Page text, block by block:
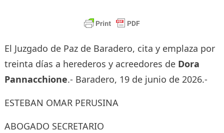
El Juzgado de Paz de Baradero, cita y emplaza por
treinta días a herederos y acreedores de Dora
Pannacchione.- Baradero, 19 de junio de 2026.-
ESTEBAN OMAR PERUSINA
ABOGADO SECRETARIO